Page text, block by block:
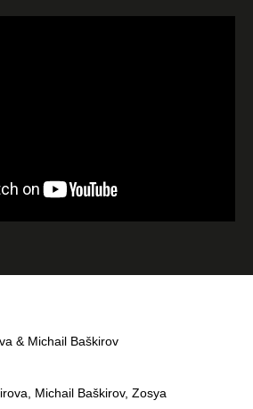
& Michail Baškirov
Michail Baškirov, Zosya